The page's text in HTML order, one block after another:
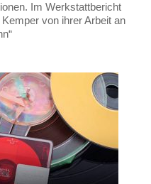
Im Werkstattbericht
von ihrer Arbeit an